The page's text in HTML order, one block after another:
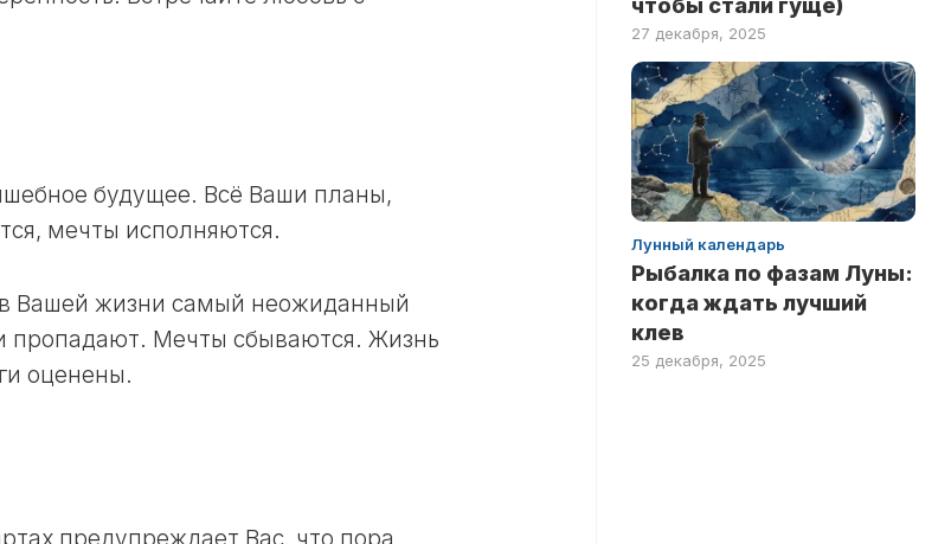
будущее. Всё Ваши планы,
мечты исполняются.
Вашей жизни самый неожиданный
пропадают. Мечты сбываются. Жизнь
оценены.
чтобы стали гуще)
27 декабря, 2025
Лунный календарь
Рыбалка по фазам Луны:
когда ждать лучший
клев
25 декабря, 2025